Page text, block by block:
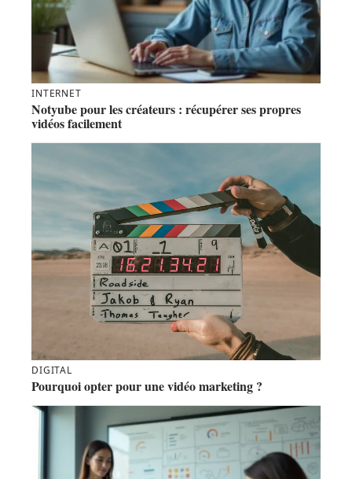
INTERNET
Notyube pour les créateurs : récupérer ses propres
vidéos facilement
DIGITAL
Pourquoi opter pour une vidéo marketing ?